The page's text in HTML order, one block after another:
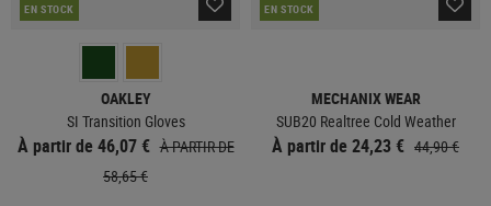
EN STOCK
OAKLEY
SI Transition Gloves
À partir de 46,07 € À PARTIR DE
58,65 €
EN STOCK
MECHANIX WEAR
SUB20 Realtree Cold Weather
À partir de 24,23 € 44,90 €